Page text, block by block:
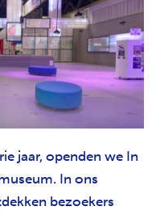
jaar, openden we In
In ons
bezoekers